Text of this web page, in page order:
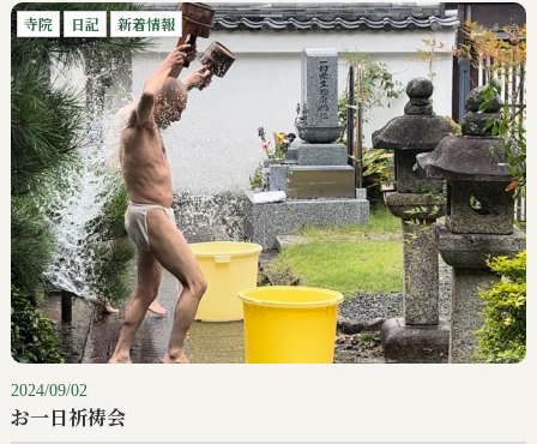
寺院 日記 新着情報
2024/09/02
お一日祈祷会